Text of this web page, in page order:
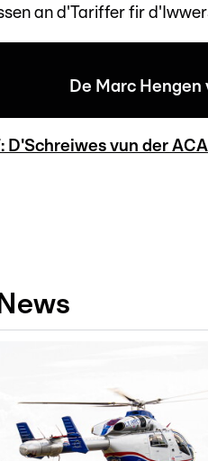
an d'Tariffer fir
De Marc
D'Schreiwes vun der ACA